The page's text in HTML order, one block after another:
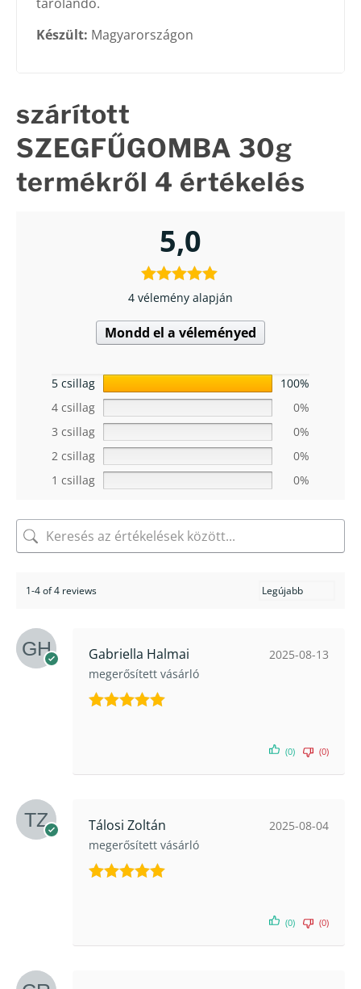
Készült: Magyarországon
szárított
SZEGFŰGOMBA 30g
termékről 4 értékelés
5,0
4 vélemény alapján
Mondd el a véleményed
5 csillag
100%
4 csillag
0%
3 csillag
0%
2 csillag
0%
1 csillag
0%
1-4 of 4 reviews
Gabriella Halmai
megerősített vásárló
2025-08-13
(0) (0)
Tálosi Zoltán
megerősített vásárló
2025-08-04
(0) (0)